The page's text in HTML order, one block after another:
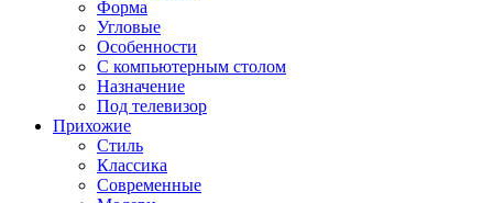
Форма
Угловые
Особенности
С компьютерным столом
Назначение
Под телевизор
Прихожие
Стиль
Классика
Современные